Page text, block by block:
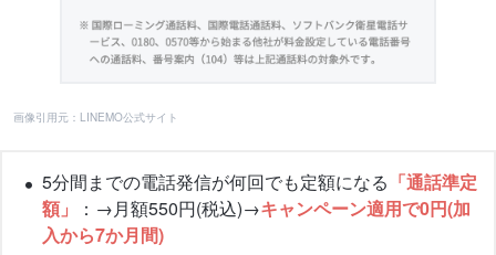
画像引用元：LINEMO公式サイト
5分間までの電話発信が何回でも定額になる 「通話準定
額」
：→月額550円(税込)→キャンペーン適用で0円(加
入から7か月間)